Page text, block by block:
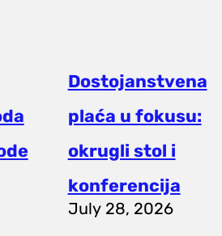
Dostojanstvena
plaća u fokusu:
okrugli stol i
konferencija
July 28, 2026